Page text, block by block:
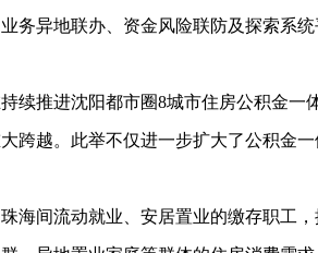
务异地联办、资金风险联防及探索系
推进沈阳都市圈8城市住房公积金一
跨越。此举不仅进一步扩大了公积金
间流动就业、安居置业的缴存职工，